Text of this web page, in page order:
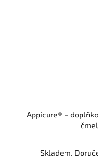
Appicure® –
Skladem.